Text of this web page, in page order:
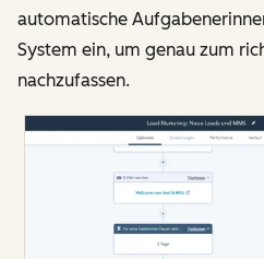
automatische
System ein, um genau zum
nachzufassen.